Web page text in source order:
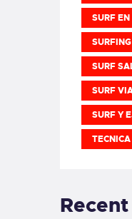
SURF
SURFING
SURF
SURF
SURF Y
TECNICA